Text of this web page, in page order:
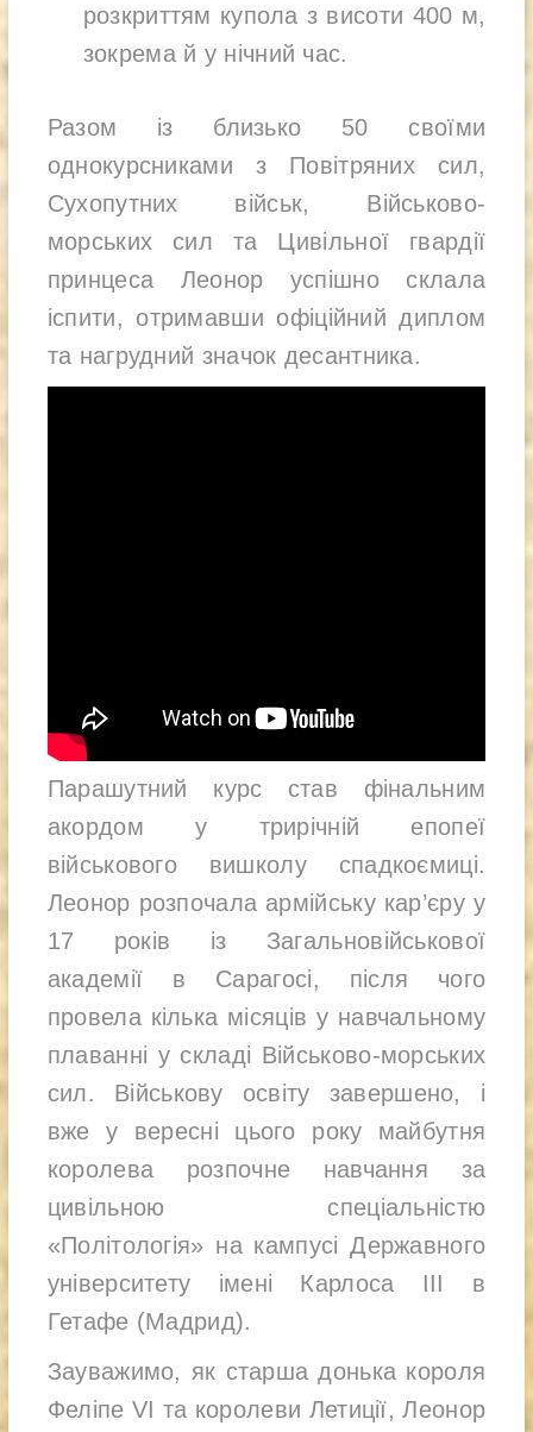
розкриттям купола з висоти 400 м,
зокрема й у нічний час.
Разом із близько 50 своїми
однокурсниками з Повітряних сил,
Сухопутних військ, Військово-
морських сил та Цивільної гвардії
принцеса Леонор успішно склала
іспити, отримавши офіційний диплом
та нагрудний значок десантника.
Парашутний курс став фінальним
акордом у трирічній епопеї
військового вишколу спадкоємиці.
Леонор розпочала армійську кар’єру у
17 років із Загальновійськової
академії в Сарагосі, після чого
провела кілька місяців у навчальному
плаванні у складі Військово-морських
сил. Військову освіту завершено, і
вже у вересні цього року майбутня
королева розпочне навчання за
цивільною спеціальністю
«Політологія» на кампусі Державного
університету імені Карлоса III в
Гетафе (Мадрид).
Зауважимо, як старша донька короля
Феліпе VI та королеви Летиції, Леонор